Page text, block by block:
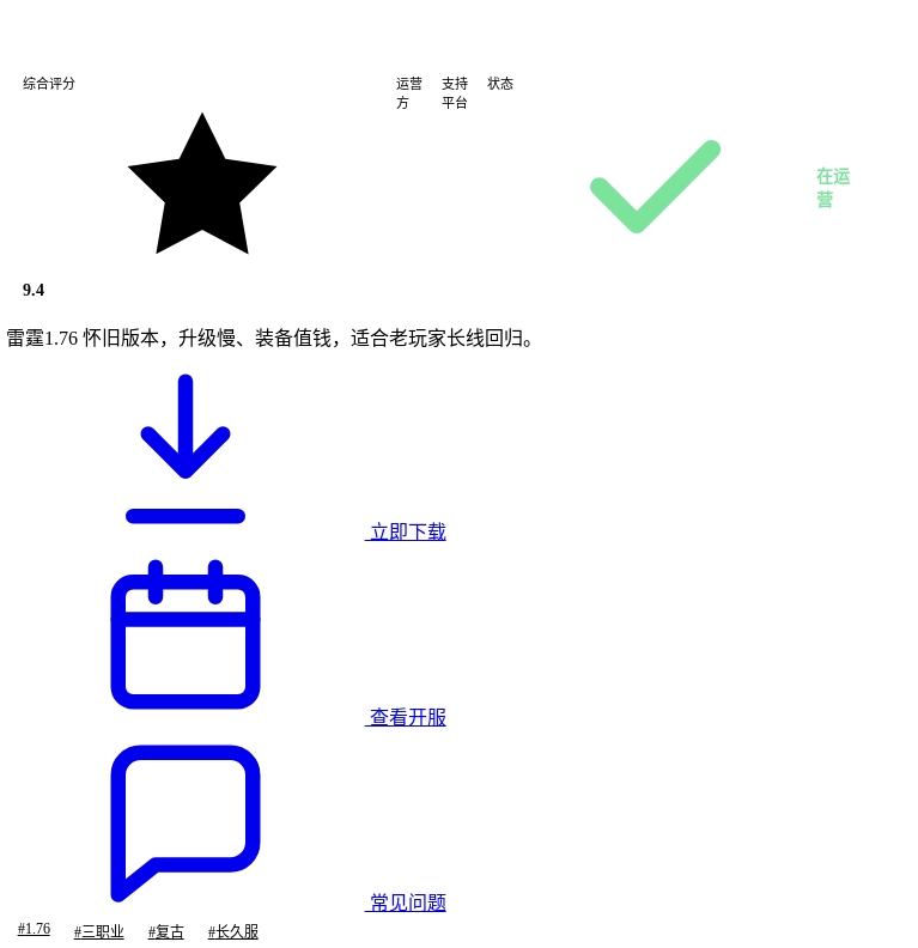
综合评分
9.4
运营
方
支持
平台
状态
在运
营
雷霆1.76 怀旧版本，升级慢、装备值钱，适合老玩家长线回归。
立即下载
查看开服
常见问题
#1.76 #三职业 #复古 #长久服